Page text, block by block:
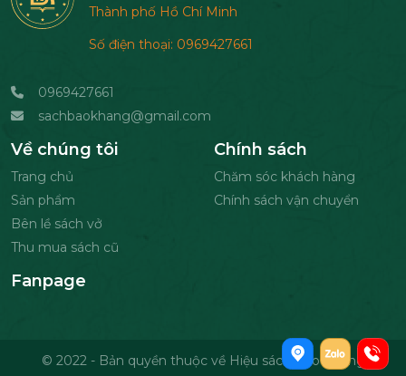
Thành phố Hồ Chí Minh
Số điện thoại: 0969427661
0969427661
sachbaokhang@gmail.com
Về chúng tôi
Trang chủ
Sản phẩm
Bên lề sách vở
Thu mua sách cũ
Chính sách
Chăm sóc khách hàng
Chính sách vận chuyển
Fanpage
© 2022 - Bản quyền thuộc về Hiệu sách Bảo Khang